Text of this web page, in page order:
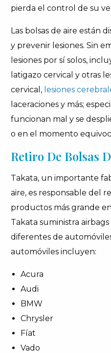
pierda el control de su
Las bolsas de aire están
y prevenir lesiones. Sin
lesiones por sí solos,
latigazo cervical y otras
cervical, lesiones
laceraciones y más;
funcionan mal y se
o en el momento
Retiro De Bolsas
Takata, un importante
aire, es responsable del
productos más grande
Takata suministra
diferentes de
automóviles incluyen:
Acura
Audi
BMW
Chrysler
Fíat
Vado